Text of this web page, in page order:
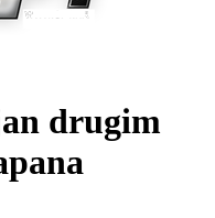
drugim